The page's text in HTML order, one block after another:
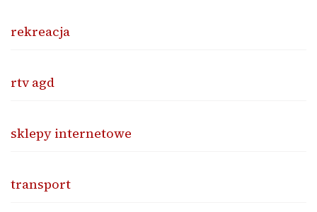
rekreacja
rtv agd
sklepy internetowe
transport